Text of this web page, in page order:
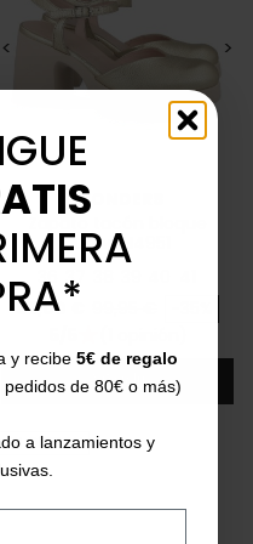
< >
WONDERS
Juana H4951
36
37
Precio
65,00 €
Añadir
¡EN OFERTA!
y recibe 5€ de regalo
de 80€ o más)
a lanzamientos y